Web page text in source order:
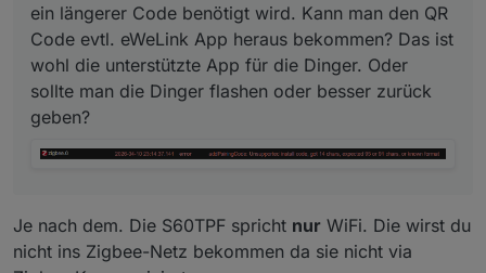
ein längerer Code benötigt wird. Kann man den QR
Code evtl. eWeLink App heraus bekommen? Das ist
wohl die unterstützte App für die Dinger. Oder
sollte man die Dinger flashen oder besser zurück
geben?
Je nach dem. Die S60TPF spricht nur WiFi. Die wirst du
nicht ins Zigbee-Netz bekommen da sie nicht via